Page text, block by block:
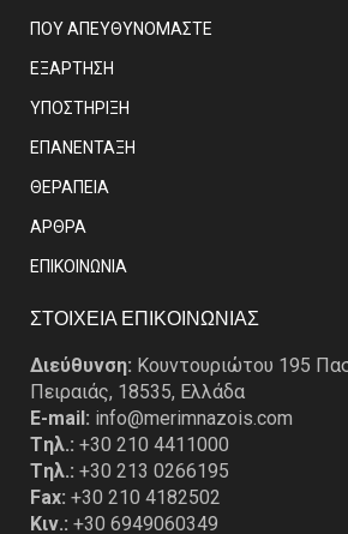
ΠΟΥ ΑΠΕΥΘΥΝΟΜΑΣΤΕ
ΕΞΑΡΤΗΣΗ
ΥΠΟΣΤΗΡΙΞΗ
ΕΠΑΝΕΝΤΑΞΗ
ΘΕΡΑΠΕΙΑ
ΑΡΘΡΑ
EΠΙΚΟΙΝΩΝΙΑ
ΣΤΟΙΧΕΙΑ ΕΠΙΚΟΙΝΩΝΙΑΣ
Διεύθυνση: Κουντουριώτου 195
Πειραιάς, 18535, Ελλάδα
E-mail: info@merimnazois.com
Tηλ.: +30 210 4411000
Tηλ.: +30 213 0266195
Fax: +30 210 4182502
Κιν.: +30 6949060349